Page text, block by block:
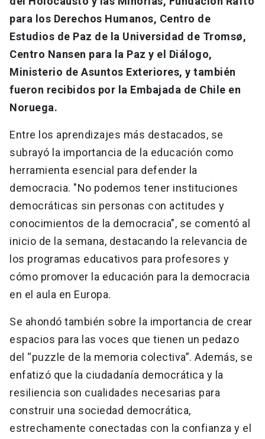
para los Derechos Humanos, Centro de
Estudios de Paz de la Universidad de Tromsø,
Centro Nansen para la Paz y el Diálogo,
Ministerio de Asuntos Exteriores, y también
fueron recibidos por la Embajada de Chile en
Noruega.
Entre los aprendizajes más destacados, se
subrayó la importancia de la educación como
herramienta esencial para defender la
democracia. "No podemos tener instituciones
democráticas sin personas con actitudes y
conocimientos de la democracia", se comentó al
inicio de la semana, destacando la relevancia de
los programas educativos para profesores y
cómo promover la educación para la democracia
en el aula en Europa.
Se ahondó también sobre la importancia de crear
espacios para las voces que tienen un pedazo
del “puzzle de la memoria colectiva”. Además, se
enfatizó que la ciudadanía democrática y la
resiliencia son cualidades necesarias para
construir una sociedad democrática,
estrechamente conectadas con la confianza y el